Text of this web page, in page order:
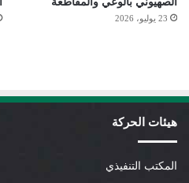
23 يوليو، 2026
هيئات الحركة
المكتب التنفيذي